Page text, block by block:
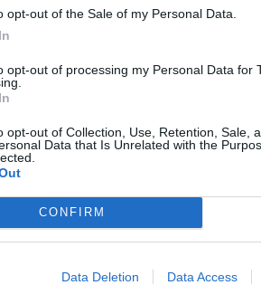
opt-out of the Sale of my Personal Data.
opt-out of processing my Personal Data for
opt-out of Collection, Use, Retention, Sale,
Data that Is Unrelated with the
CONFIRM
Data Deletion Data Access
Nyderlanduose apgynė
Ruošiantis naujiems mokslo